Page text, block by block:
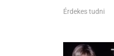
Érdekes tudni